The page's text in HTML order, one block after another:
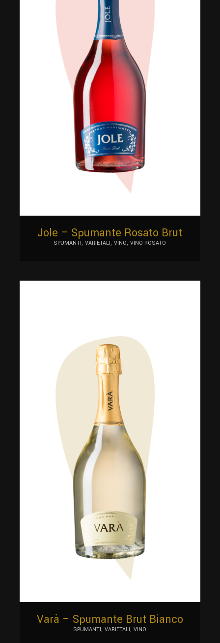
Jole – Spumante Rosato Brut
SPUMANTI VARIETALI VINO VINO ROSATO
Varà – Spumante Brut Bianco
SPUMANTI VARIETALI VINO